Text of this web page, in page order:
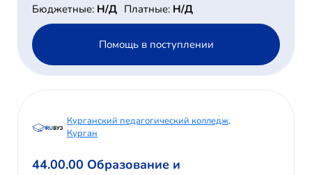
Бюджетные: Н/Д Платные: Н/Д
Помощь в поступлении
Курганский педагогический колледж,
Курган
44.00.00 Образование и